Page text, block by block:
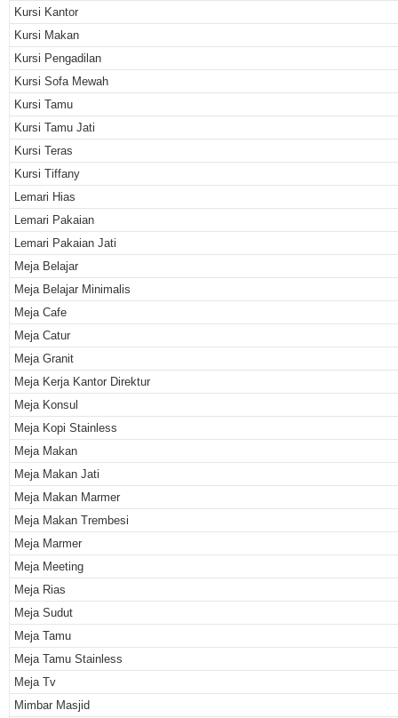
Kursi Kantor
Kursi Makan
Kursi Pengadilan
Kursi Sofa Mewah
Kursi Tamu
Kursi Tamu Jati
Kursi Teras
Kursi Tiffany
Lemari Hias
Lemari Pakaian
Lemari Pakaian Jati
Meja Belajar
Meja Belajar Minimalis
Meja Cafe
Meja Catur
Meja Granit
Meja Kerja Kantor Direktur
Meja Konsul
Meja Kopi Stainless
Meja Makan
Meja Makan Jati
Meja Makan Marmer
Meja Makan Trembesi
Meja Marmer
Meja Meeting
Meja Rias
Meja Sudut
Meja Tamu
Meja Tamu Stainless
Meja Tv
Mimbar Masjid